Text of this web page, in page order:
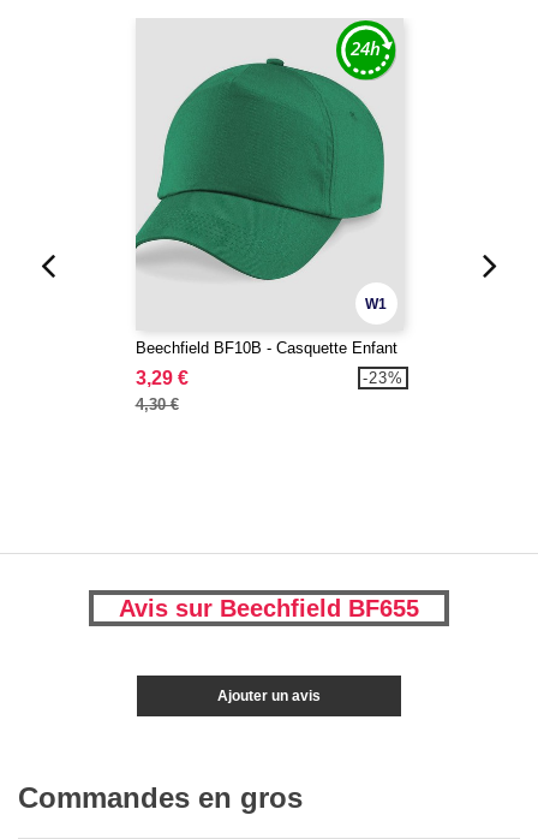
W1
Beechfield BF10B - Casquette Enfant
3,29 €
4,30 €
-23%
Avis sur Beechfield BF655
Ajouter un avis
Commandes en gros